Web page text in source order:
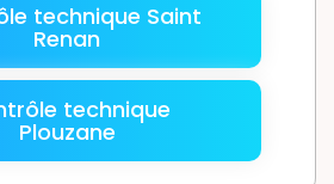
technique Saint
Renan
technique
Plouzane